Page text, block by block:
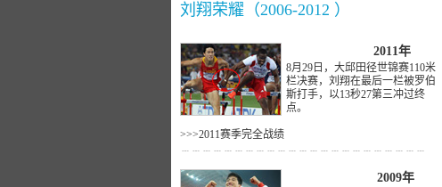
刘翔荣耀（2006-2012 ）
2011年
8月29日，大邱田径世锦赛110米
栏决赛，刘翔在最后一栏被罗伯
斯打手，以13秒27第三冲过终
点。
>>>2011赛季完全战绩
﹍﹍﹍﹍﹍﹍﹍﹍﹍﹍﹍﹍﹍﹍﹍﹍﹍﹍﹍﹍﹍﹍﹍
2009年